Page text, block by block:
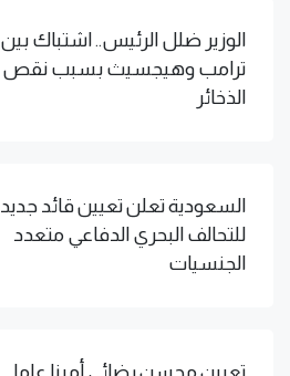
الوزير ضلل الرئيس.. اشتباك بين
ترامب وهيجسيث بسبب نقص
الذخائر
السعودية تعلن تعيين قائد جديد
للتحالف البحري الدفاعي متعدد
الجنسيات